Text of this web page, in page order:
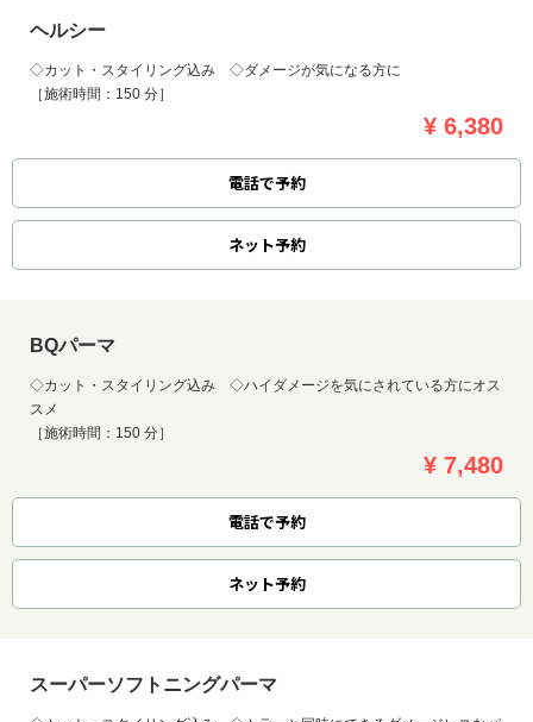
ヘルシー
◇カット・スタイリング込み ◇ダメージが気になる方に
［施術時間：150 分］
¥ 6,380
電話で予約
ネット予約
BQパーマ
◇カット・スタイリング込み ◇ハイダメージを気にされている方にオス
スメ
［施術時間：150 分］
¥ 7,480
電話で予約
ネット予約
スーパーソフトニングパーマ